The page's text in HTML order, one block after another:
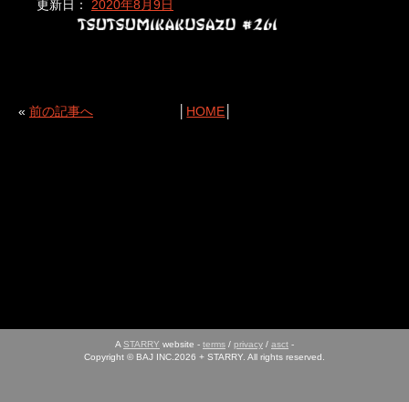
更新日： 2020年8月9日
« 前の記事へ HOME
A STARRY website - terms / privacy / asct -
Copyright © BAJ INC.2026 + STARRY. All rights reserved.